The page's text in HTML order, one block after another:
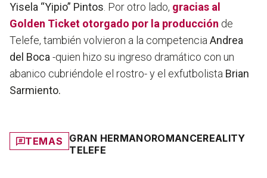
Yisela “Yipio” Pintos . Por otro lado, gracias al
Golden Ticket otorgado por la producción de
Telefe, también volvieron a la competencia Andrea
del Boca -quien hizo su ingreso dramático con un
abanico cubriéndole el rostro- y el exfutbolista Brian
Sarmiento.
TEMAS GRAN HERMANOROMANCEREALITY
TELEFE